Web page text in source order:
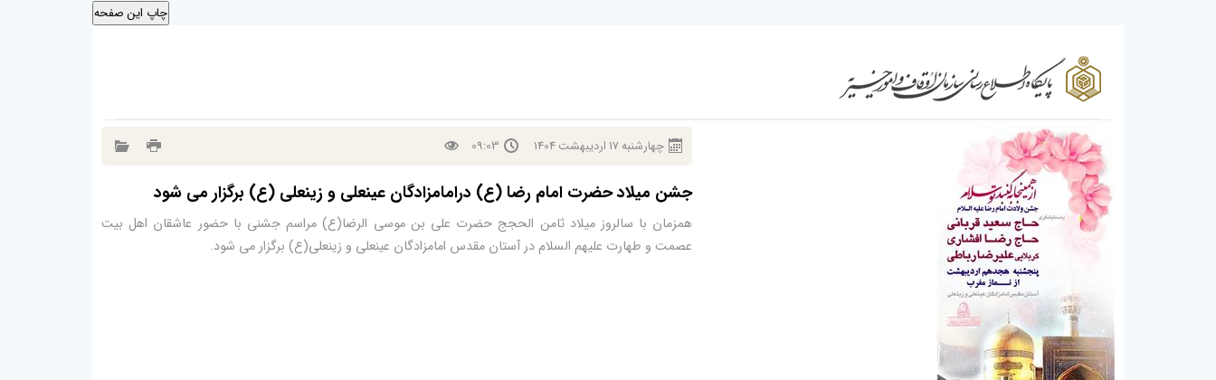
چهارشنبه17 ارديبهشت1404
09:03
جشن میلاد حضرت امام رضا (ع) درامامزادگان عینعلی و زینعلی (ع) برگزار می شود
همزمان با سالروز میلاد ثامن الحجج حضرت علی بن موسی الرضا(ع) مراسم جشنی با حضور عاشقان اهل بیت
عصمت و طهارت علیهم السلام در آستان مقدس امامزادگان عینعلی و زینعلی(ع) برگزار می شود.